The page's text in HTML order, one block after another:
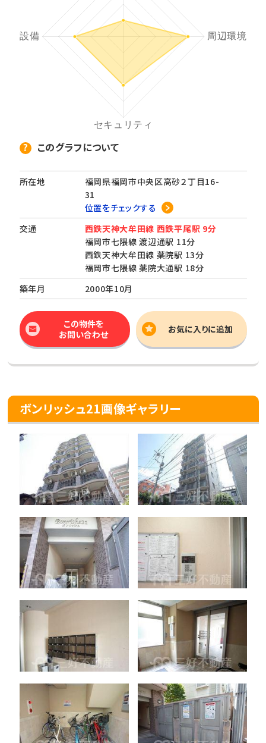
このグラフについて
所在地
福岡県福岡市中央区高砂２丁目16-
31
位置をチェックする
交通
西鉄天神大牟田線 西鉄平尾駅 9分
福岡市七隈線 渡辺通駅 11分
西鉄天神大牟田線 薬院駅 13分
福岡市七隈線 薬院大通駅 18分
築年月
2000年10月
この物件を
お問い合わせ
お気に入りに追加
ボンリッシュ21画像ギャラリー